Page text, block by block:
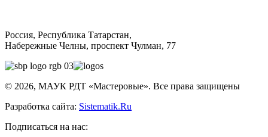
Россия, Республика Татарстан,
Набережные Челны, проспект Чулман, 77
© 2026, МАУК РДТ «Мастеровые». Все права защищены
Разработка сайта: Sistematik.Ru
Подписаться на нас: